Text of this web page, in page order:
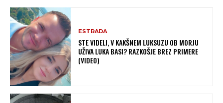
ESTRADA
STE VIDELI, V KAKŠNEM LUKSUZU OB MORJU
UŽIVA LUKA BASI? RAZKOŠJE BREZ PRIMERE
(VIDEO)